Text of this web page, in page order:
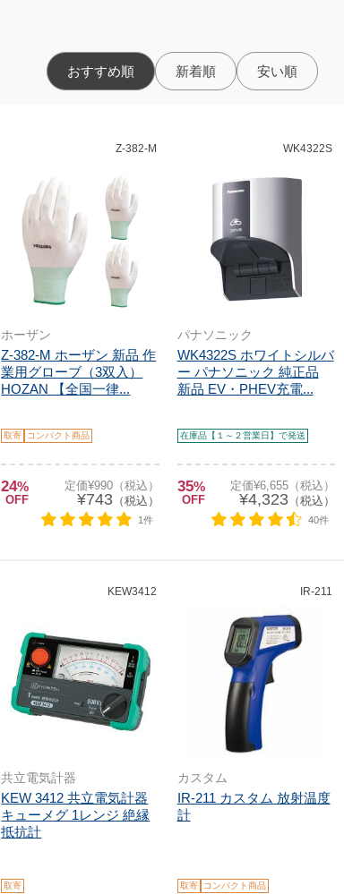
おすすめ順 新着順 安い順
Z-382-M
ホーザン
Z-382-M ホーザン 新品 作
業用グローブ（3双入）
HOZAN 【全国一律...
取寄 コンパクト商品
24%
OFF
定価¥990（税込）
¥743（税込）
1件
WK4322S
パナソニック
WK4322S ホワイトシルバ
ー パナソニック 純正品
新品 EV・PHEV充電...
在庫品【１～２営業日】で発送
35%
OFF
定価¥6,655（税込）
¥4,323 （税込）
40件
KEW3412
共立電気計器
KEW 3412 共立電気計器
キューメグ 1レンジ 絶縁
抵抗計
取寄
IR-211
カスタム
IR-211 カスタム 放射温度
計
取寄 コンパクト商品